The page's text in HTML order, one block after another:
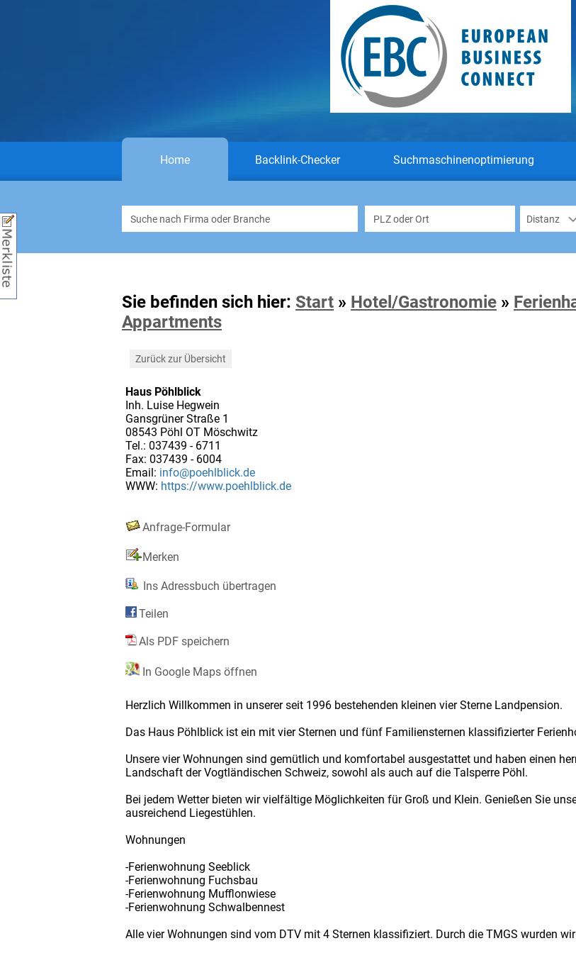
Home Backlink-Checker Suchmaschinenoptimierung
Sie befinden sich hier: Start » Hotel/Gastronomie »
Appartments
Zurück zur Übersicht
Haus Pöhlblick
Inh. Luise Hegwein
Gansgrüner Straße 1
08543 Pöhl OT Möschwitz
Tel.: 037439 - 6711
Fax: 037439 - 6004
Email: info@poehlblick.de
WWW: https://www.poehlblick.de
Anfrage-Formular
Merken
Ins Adressbuch übertragen
Teilen
Als PDF speichern
In Google Maps öffnen
Herzlich Willkommen in unserer seit 1996 bestehenden kleinen vier Sterne Landpension.
Das Haus Pöhlblick ist ein mit vier Sternen und fünf Familiensternen klassifizierter
Unsere vier Wohnungen sind gemütlich und komfortabel ausgestattet und haben einen
Landschaft der Vogtländischen Schweiz, sowohl als auch auf die Talsperre Pöhl.
Bei jedem Wetter bieten wir vielfältige Möglichkeiten für Groß und Klein. Genießen Sie
ausreichend Liegestühlen.
Wohnungen
-Ferienwohnung Seeblick
-Ferienwohnung Fuchsbau
-Ferienwohnung Mufflonwiese
-Ferienwohnung Schwalbennest
Alle vier Wohnungen sind vom DTV mit 4 Sternen klassifiziert. Durch die TMGS wurden